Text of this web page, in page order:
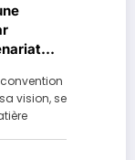
vision, se